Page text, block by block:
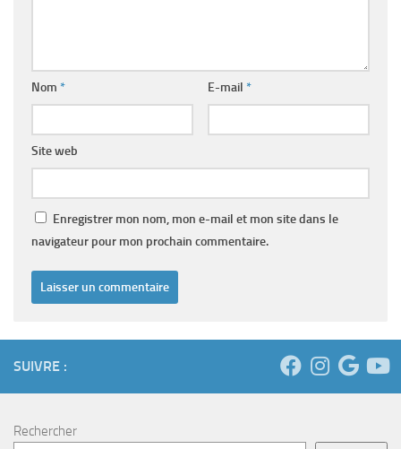
Nom * E-mail *
Site web
Enregistrer mon nom, mon e-mail et mon site dans le
navigateur pour mon prochain commentaire.
SUIVRE :
Rechercher